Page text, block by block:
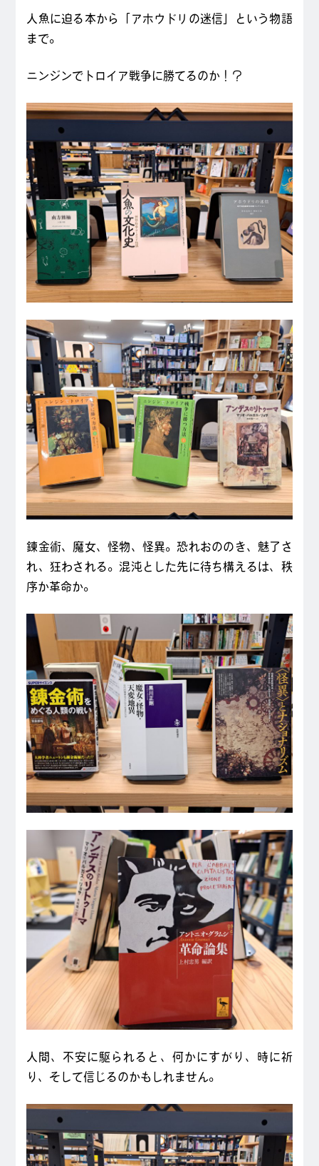
人魚に迫る本から「アホウドリの迷信」という物語
まで。
ニンジンでトロイア戦争に勝てるのか！？
錬金術、魔女、怪物、怪異。恐れおののき、魅了さ
れ、狂わされる。混沌とした先に待ち構えるは、秩
序か革命か。
人間、不安に駆られると、何かにすがり、時に祈
り、そして信じるのかもしれません。